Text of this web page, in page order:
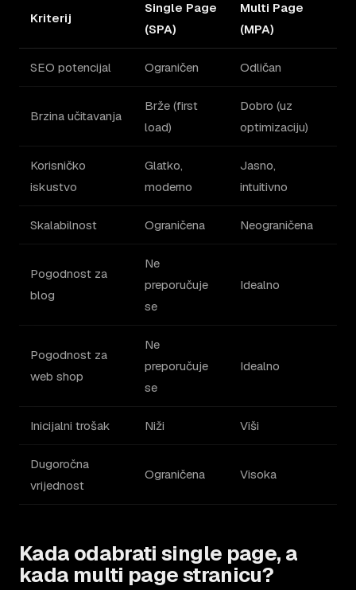
Kriterij
Single Page
(SPA)
Multi Page
(MPA)
SEO potencijal Ograničen Odličan
Brzina učitavanja
Brže (first
load)
Dobro (uz
optimizaciju)
Korisničko
iskustvo
Glatko,
moderno
Jasno,
intuitivno
Skalabilnost Ograničena Neograničena
Pogodnost za
blog
Ne
preporučuje
se
Idealno
Pogodnost za
web shop
Ne
preporučuje
se
Idealno
Inicijalni trošak Niži Viši
Dugoročna
vrijednost
Ograničena Visoka
Kada odabrati single page, a
kada multi page stranicu?